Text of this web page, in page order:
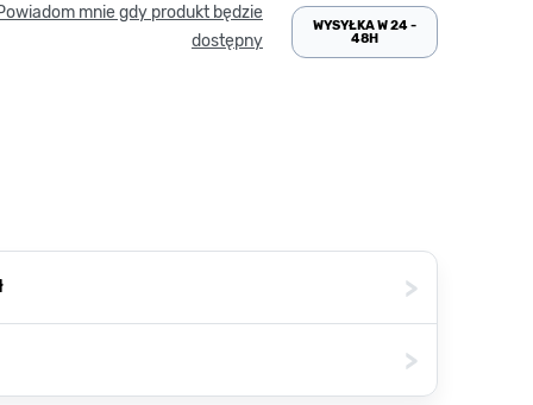
mnie gdy produkt będzie
dostępny
WYSYŁKA W 24 -
48H
>
>